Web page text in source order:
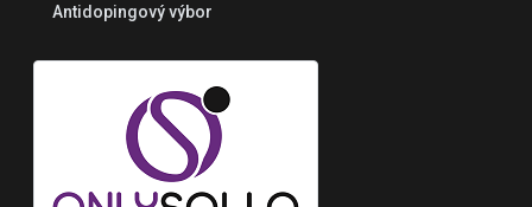
Antidopingový výbor